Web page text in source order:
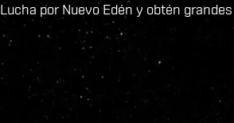
Lucha por Nuevo Edén y obtén